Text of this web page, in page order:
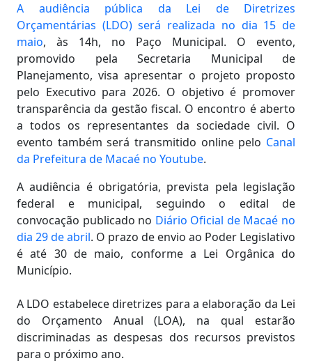
A audiência pública da Lei de Diretrizes
Orçamentárias (LDO) será realizada no dia 15 de
maio, às 14h, no Paço Municipal. O evento,
promovido pela Secretaria Municipal de
Planejamento, visa apresentar o projeto proposto
pelo Executivo para 2026. O objetivo é promover
transparência da gestão fiscal. O encontro é aberto
a todos os representantes da sociedade civil. O
evento também será transmitido online pelo Canal
da Prefeitura de Macaé no Youtube.
A audiência é obrigatória, prevista pela legislação
federal e municipal, seguindo o edital de
convocação publicado no Diário Oficial de Macaé no
dia 29 de abril. O prazo de envio ao Poder Legislativo
é até 30 de maio, conforme a Lei Orgânica do
Município.
A LDO estabelece diretrizes para a elaboração da Lei
do Orçamento Anual (LOA), na qual estarão
discriminadas as despesas dos recursos previstos
para o próximo ano.